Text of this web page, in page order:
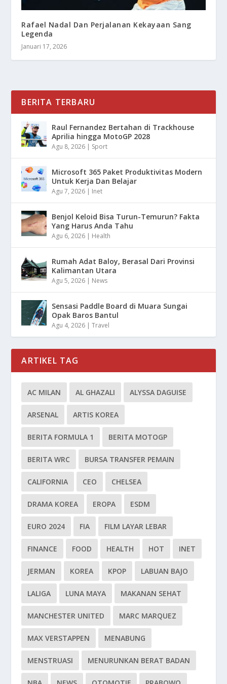
Rafael Nadal Dan Perjalanan Kekayaan Sang
Legenda
Januari 17, 2026
BERITA TERBARU
Raul Fernandez Bertahan di Trackhouse
Aprilia hingga MotoGP 2028
Agu 8, 2026 | Sport
Microsoft 365 Paket Produktivitas Modern
Untuk Kerja Dan Belajar
Agu 7, 2026 | Inet
Benjol Keloid Bisa Turun-Temurun? Fakta
Yang Harus Anda Tahu
Agu 6, 2026 | Health
Rumah Adat Baloy, Berasal Dari Provinsi
Kalimantan Utara
Agu 5, 2026 | News
Sensasi Paddle Board di Muara Sungai
Opak Baros Bantul
Agu 4, 2026 |Travel
ARTIKEL TAG
AC MILAN AL GHAZALI ALYSSA DAGUISE
ARSENAL ARTIS KOREA
BERITA FORMULA 1 BERITA MOTOGP
BERITA WRC BURSA TRANSFER PEMAIN
CALIFORNIA CEO CHELSEA
DRAMA KOREA EROPA ESDM
EURO 2024 FIA FILM LAYAR LEBAR
FINANCE FOOD HEALTH HOT INET
JERMAN KOREA KPOP LABUAN BAJO
LALIGA LUNA MAYA MAKANAN SEHAT
MANCHESTER UNITED MARC MARQUEZ
MAX VERSTAPPEN MENABUNG
MENSTRUASI MENURUNKAN BERAT BADAN